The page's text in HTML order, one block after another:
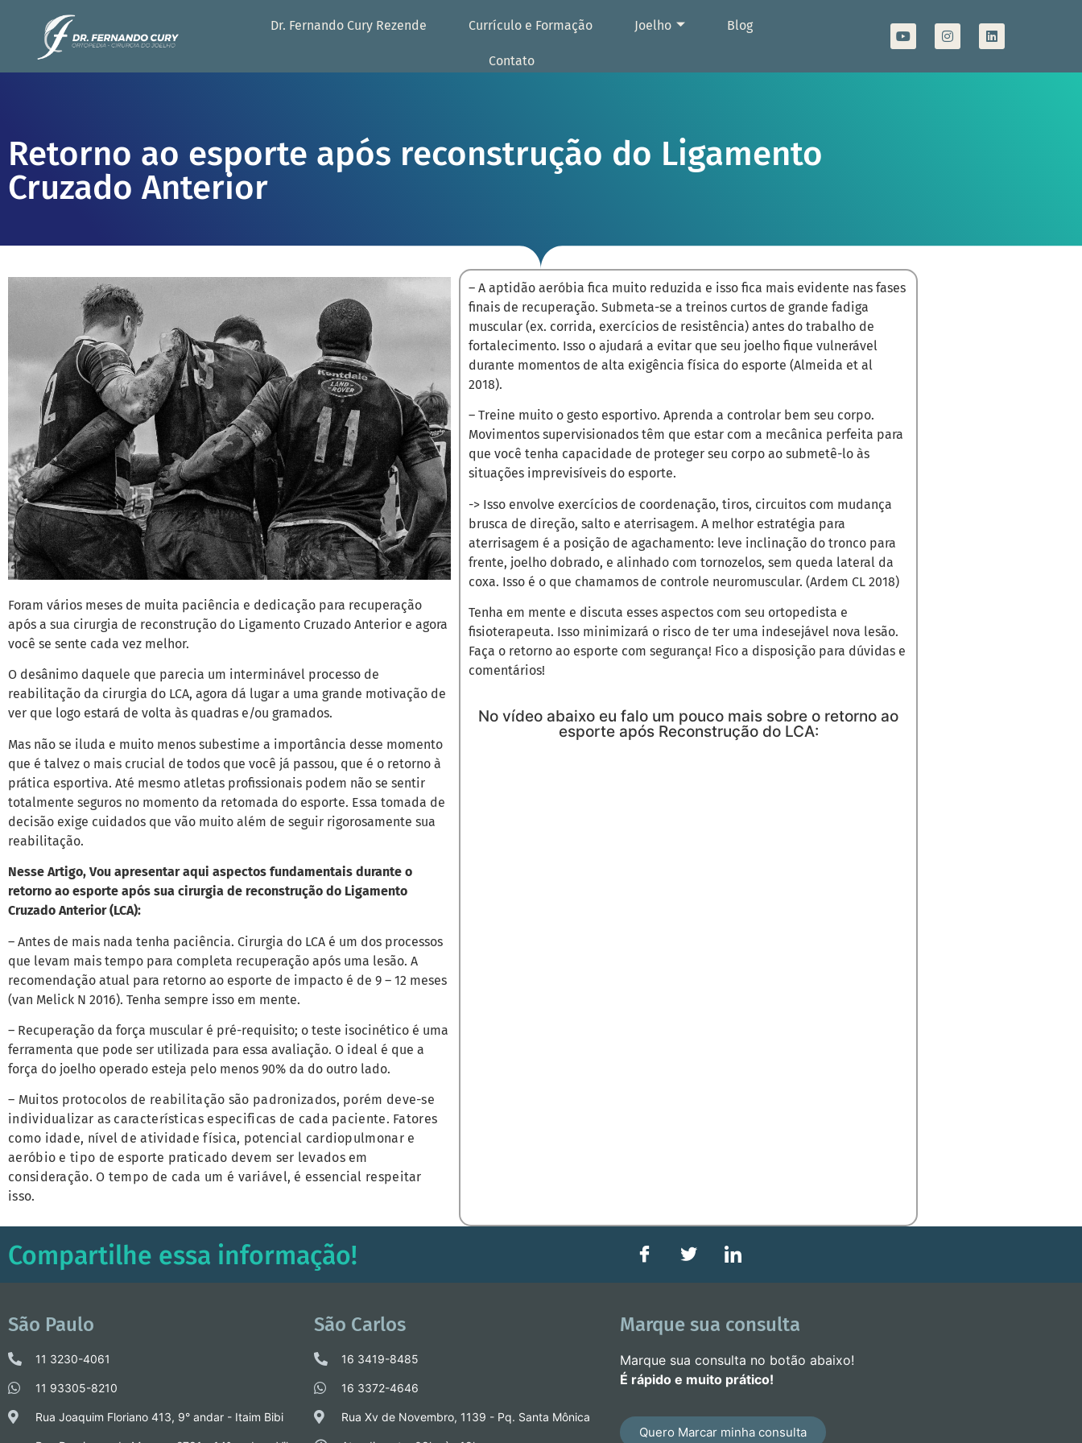
Dr. Fernando Cury Rezende Currículo e Formação Joelho Blog
Contato
Retorno ao esporte após reconstrução do Ligamento
Cruzado Anterior
Foram vários meses de muita paciência e dedicação para recuperação
após a sua cirurgia de reconstrução do Ligamento Cruzado Anterior e agora
você se sente cada vez melhor.
O desânimo daquele que parecia um interminável processo de
reabilitação da cirurgia do LCA, agora dá lugar a uma grande motivação de
ver que logo estará de volta às quadras e/ou gramados.
Mas não se iluda e muito menos subestime a importância desse momento
que é talvez o mais crucial de todos que você já passou, que é o retorno à
prática esportiva. Até mesmo atletas profissionais podem não se sentir
totalmente seguros no momento da retomada do esporte. Essa tomada de
decisão exige cuidados que vão muito além de seguir rigorosamente sua
reabilitação.
Nesse Artigo, Vou apresentar aqui aspectos fundamentais durante o
retorno ao esporte após sua cirurgia de reconstrução do Ligamento
Cruzado Anterior (LCA):
– Antes de mais nada tenha paciência. Cirurgia do LCA é um dos processos
que levam mais tempo para completa recuperação após uma lesão. A
recomendação atual para retorno ao esporte de impacto é de 9 – 12 meses
(van Melick N 2016). Tenha sempre isso em mente.
– Recuperação da força muscular é pré-requisito; o teste isocinético é uma
ferramenta que pode ser utilizada para essa avaliação. O ideal é que a
força do joelho operado esteja pelo menos 90% da do outro lado.
– Muitos protocolos de reabilitação são padronizados, porém deve-se
individualizar as características especificas de cada paciente. Fatores
como idade, nível de atividade física, potencial cardiopulmonar e
aeróbio e tipo de esporte praticado devem ser levados em
consideração. O tempo de cada um é variável, é essencial respeitar
isso.
– A aptidão aeróbia fica muito reduzida e isso fica mais evidente nas fases
finais de recuperação. Submeta-se a treinos curtos de grande fadiga
muscular (ex. corrida, exercícios de resistência) antes do trabalho de
fortalecimento. Isso o ajudará a evitar que seu joelho fique vulnerável
durante momentos de alta exigência física do esporte (Almeida et al
2018).
– Treine muito o gesto esportivo. Aprenda a controlar bem seu corpo.
Movimentos supervisionados têm que estar com a mecânica perfeita para
que você tenha capacidade de proteger seu corpo ao submetê-lo às
situações imprevisíveis do esporte.
-> Isso envolve exercícios de coordenação, tiros, circuitos com mudança
brusca de direção, salto e aterrisagem. A melhor estratégia para
aterrisagem é a posição de agachamento: leve inclinação do tronco para
frente, joelho dobrado, e alinhado com tornozelos, sem queda lateral da
coxa. Isso é o que chamamos de controle neuromuscular. (Ardem CL 2018)
Tenha em mente e discuta esses aspectos com seu ortopedista e
fisioterapeuta. Isso minimizará o risco de ter uma indesejável nova lesão.
Faça o retorno ao esporte com segurança! Fico a disposição para dúvidas e
comentários!
No vídeo abaixo eu falo um pouco mais sobre o retorno ao
esporte após Reconstrução do LCA:
Compartilhe essa informação!
São Paulo
11 3230-4061
11 93305-8210
Rua Joaquim Floriano 413, 9° andar - Itaim Bibi
São Carlos
16 3419-8485
16 3372-4646
Rua Xv de Novembro, 1139 - Pq. Santa Mônica
Marque sua consulta
Marque sua consulta no botão abaixo!
É rápido e muito prático!
Quero Marcar minha consulta